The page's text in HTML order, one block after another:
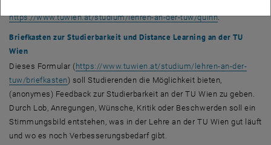
https://www.tuwien.at/studium/lehren-an-der-tuw/quinn.
Briefkasten zur Studierbarkeit undDistance Learning an der TU
Wien
Dieses Formular (https://www.tuwien.at/studium/lehren-an-der-
tuw/briefkasten) soll Studierenden die Möglichkeit bieten,
(anonymes) Feedbackzur Studierbarkeit an der TU Wien zu geben.
Durch Lob, Anregungen, Wünsche, Kritik oder Beschwerden soll ein
Stimmungsbild entstehen, was in der Lehre an der TU Wien gut läuft
und wo es noch Verbesserungsbedarf gibt.